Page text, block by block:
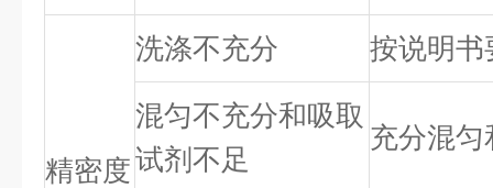
精密度
洗涤不充分 按说明书
混匀不充分和吸取
试剂不足
充分混